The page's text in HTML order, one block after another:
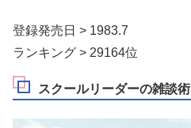
登録発売日 > 1983.7
ランキング > 29164位
スクールリーダーの雑談術